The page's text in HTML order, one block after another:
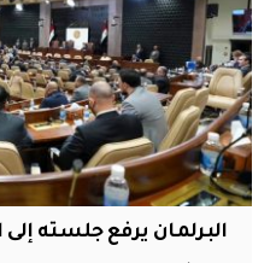
البرلمان يرفع جلسته إلى